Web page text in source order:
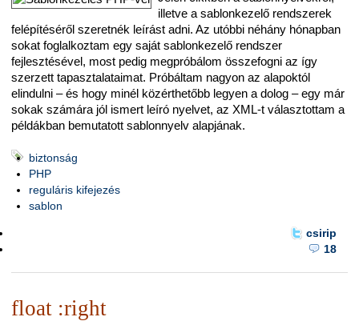
illetve a sablonkezelő rendszerek
felépítéséről szeretnék leírást adni. Az utóbbi néhány hónapban
sokat foglalkoztam egy saját sablonkezelő rendszer
fejlesztésével, most pedig megpróbálom összefogni az így
szerzett tapasztalataimat. Próbáltam nagyon az alapoktól
elindulni – és hogy minél közérthetőbb legyen a dolog – egy már
sokak számára jól ismert leíró nyelvet, az XML-t választottam a
példákban bemutatott sablonnyelv alapjának.
biztonság
PHP
reguláris kifejezés
sablon
csirip
18
float :right